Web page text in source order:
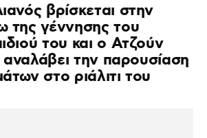
βρίσκεται στην
της γέννησης του
του και o Ατζούν
αναλάβει την παρουσίαση
στο ριάλιτι του